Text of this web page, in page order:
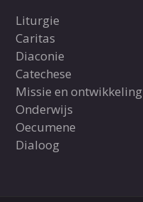
Liturgie
Caritas
Diaconie
Catechese
Missie en ontwikkeling
Onderwijs
Oecumene
Dialoog